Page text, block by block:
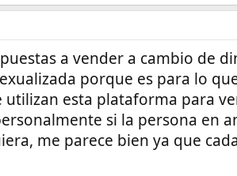
a vender a cambio de
porque es para lo
esta plataforma para
si la persona en
me parece bien ya que